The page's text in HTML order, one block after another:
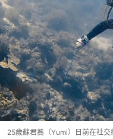
25歲蘇君蕎（Yumi）日前在社交